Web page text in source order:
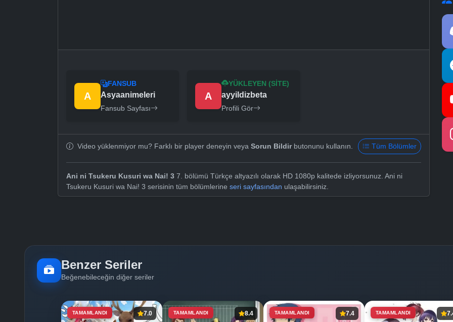
A
FANSUB
Asyaanimeleri
Fansub Sayfası
A
YÜKLEYEN (SITE)
ayyildizbeta
Profili Gör
Video yüklenmiyor mu? Farklı bir player deneyin veya Sorun Bildirbutonunu kullanın. Tüm Bölümler
Ani ni Tsukeru Kusuri wa Nai! 3 7. bölümü Türkçe altyazılı olarak HD 1080p kalitede izliyorsunuz. Ani ni
Tsukeru Kusuri wa Nai! 3 serisinin tüm bölümlerine seri sayfasından ulaşabilirsiniz.
Benzer Seriler
Beğenebileceğin diğer seriler
TAMAMLANDI 7.0 TAMAMLANDI 8.4 TAMAMLANDI 7.4 TAMAMLANDI